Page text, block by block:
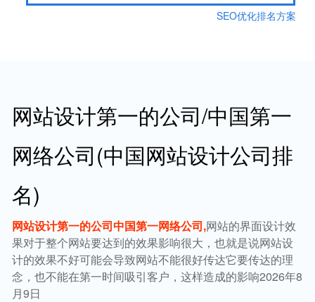
SEO优化排名方案
网站设计第一的公司/中国第一
网络公司(中国网站设计公司排
名)
网站设计第一的公司中国第一网络公司,网站的界面设计效
果对于整个网站要达到的效果影响很大，也就是说网站设
计的效果不好可能会导致网站不能很好传达它要传达的理
念，也不能在第一时间吸引客户，这样造成的影响2026年8
月9日